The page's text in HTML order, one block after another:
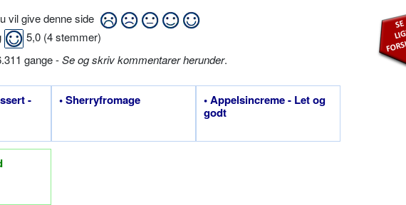
vil give denne side
5,0 (4stemmer)
gange -Se og skriv kommentarer herunder.
-
• Sherryfromage
• Appelsincreme - Let og
godt